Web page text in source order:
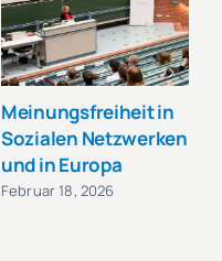
Meinungsfreiheit in
Sozialen Netzwerken
und in Europa
Februar 18, 2026